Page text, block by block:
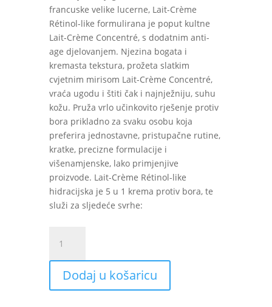
francuske velike lucerne, Lait-Crème
Rétinol-like formulirana je poput kultne
Lait-Crème Concentré, s dodatnim anti-
age djelovanjem. Njezina bogata i
kremasta tekstura, prožeta slatkim
cvjetnim mirisom Lait-Crème Concentré,
vraća ugodu i štiti čak i najnježniju, suhu
kožu. Pruža vrlo učinkovito rješenje protiv
bora prikladno za svaku osobu koja
preferira jednostavne, pristupačne rutine,
kratke, precizne formulacije i
višenamjenske, lako primjenjive
proizvode. Lait-Crème Rétinol-like
hidracijska je 5 u 1 krema protiv bora, te
služi za sljedeće svrhe:
Lait
Creme
Retinol-
like
Dodaj u košaricu